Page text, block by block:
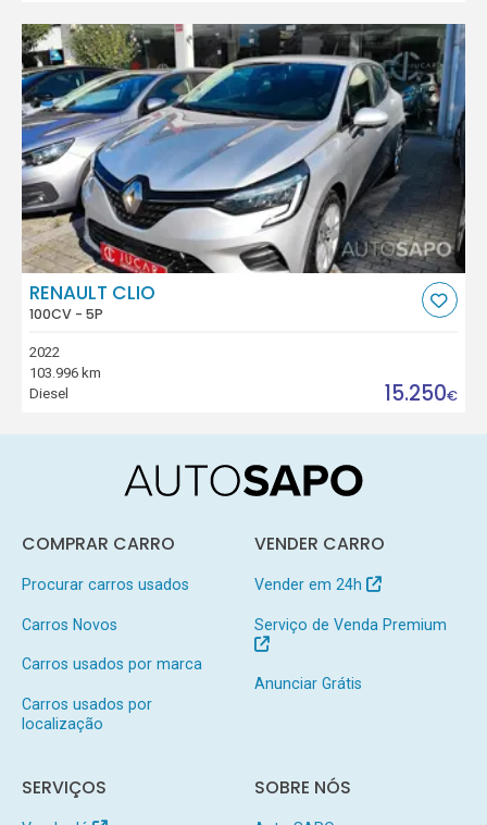
RENAULT CLIO
100CV - 5P
2022
103.996 km
Diesel
15.250€
COMPRAR CARRO
Procurar carros usados
Carros Novos
Carros usados por marca
Carros usados por
localização
VENDER CARRO
Vender em 24h
Serviço de Venda Premium
Anunciar Grátis
SERVIÇOS SOBRE NÓS